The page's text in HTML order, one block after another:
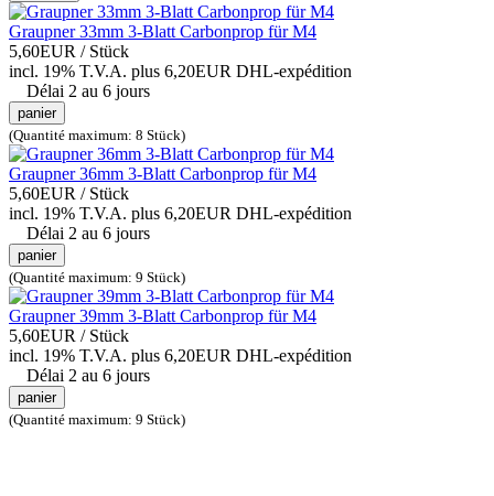
Graupner 33mm 3-Blatt Carbonprop für M4
5,60EUR / Stück
incl. 19% T.V.A. plus 6,20EUR DHL-expédition
Délai 2 au 6 jours
panier
(Quantité maximum: 8 Stück)
Graupner 36mm 3-Blatt Carbonprop für M4
5,60EUR / Stück
incl. 19% T.V.A. plus 6,20EUR DHL-expédition
Délai 2 au 6 jours
panier
(Quantité maximum: 9 Stück)
Graupner 39mm 3-Blatt Carbonprop für M4
5,60EUR / Stück
incl. 19% T.V.A. plus 6,20EUR DHL-expédition
Délai 2 au 6 jours
panier
(Quantité maximum: 9 Stück)